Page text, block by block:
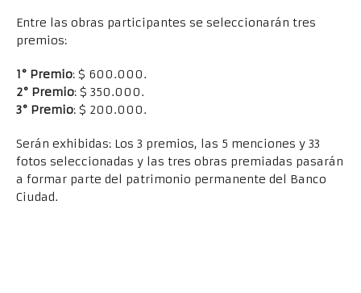
Entre las obras participantes se seleccionarán tres
premios:
1° Premio: $ 600.000.
2° Premio: $ 350.000.
3° Premio: $ 200.000.
Serán exhibidas: Los 3 premios, las 5 menciones y 33
fotos seleccionadas y las tres obras premiadas pasarán
a formar parte del patrimonio permanente del Banco
Ciudad.